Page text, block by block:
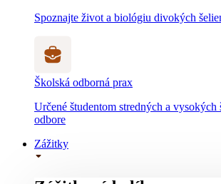
Spoznajte život a biológiu divokých
Školská odborná prax
Určené študentom stredných a vysokých
odbore
Zážitky